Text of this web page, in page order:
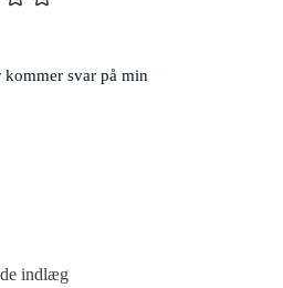
kommer svar på min
indlæg